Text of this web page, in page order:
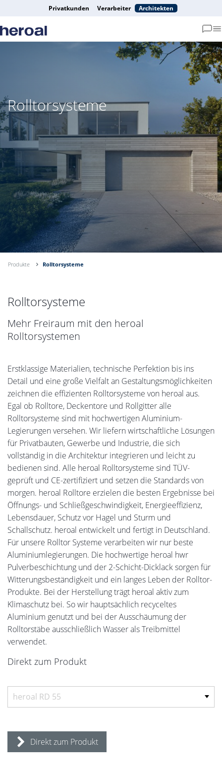
Privatkunden Verarbeiter Architekten
Rolltorsysteme
Produkte Rolltorsysteme
Rolltorsysteme
Mehr Freiraum mit den heroal
Rolltorsystemen
Erstklassige Materialien, technische Perfektion bis ins
Detail und eine große Vielfalt an Gestaltungsmöglichkeiten
zeichnen die effizienten Rolltorsysteme von heroal aus.
Egal ob Rolltore, Deckentore und Rollgitter alle
Rolltorsysteme sind mit hochwertigen Aluminium-
Legierungen versehen. Wir liefern wirtschaftliche Lösungen
für Privatbauten, Gewerbe und Industrie, die sich
vollständig in die Architektur integrieren und leicht zu
bedienen sind. Alle heroal Rolltorsysteme sind TÜV-
geprüft und CE-zertifiziert und setzen die Standards von
morgen. heroal Rolltore erzielen die besten Ergebnisse bei
Öffnungs- und Schließgeschwindigkeit, Energieeffizienz,
Lebensdauer, Schutz vor Hagel und Sturm und
Schallschutz. heroal entwickelt und fertigt in Deutschland.
Für unsere Rolltor Systeme verarbeiten wir nur beste
Aluminiumlegierungen. Die hochwertige heroal hwr
Pulverbeschichtung und der 2-Schicht-Dicklack sorgen für
Witterungsbeständigkeit und ein langes Leben der Rolltor-
Produkte. Bei der Herstellung trägt heroal aktiv zum
Klimaschutz bei. So wir hauptsächlich recyceltes
Aluminium genutzt und bei der Ausschäumung der
Rolltorstäbe ausschließlich Wasser als Treibmittel
verwendet.
Direkt zum Produkt
Direkt zum Produkt